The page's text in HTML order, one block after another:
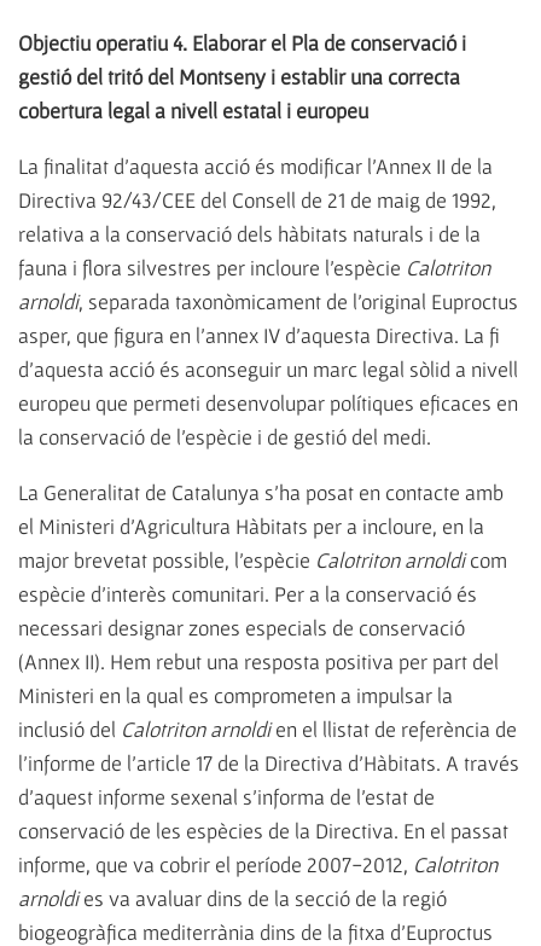
Objectiu operatiu 4. Elaborar el Pla de conservació i
gestió del tritó del Montseny i establir una correcta
cobertura legal a nivell estatal i europeu
La finalitat d'aquesta acció és modificar l'Annex II de la
Directiva 92/43/CEE del Consell de 21 de maig de 1992,
relativa a la conservació dels hàbitats naturals i de la
fauna i flora silvestres per incloure l'espècie Calotriton
arnoldi, separada taxonòmicament de l'original Euproctus
asper, que figura en l'annex IV d'aquesta Directiva. La fi
d'aquesta acció és aconseguir un marc legal sòlid a nivell
europeu que permeti desenvolupar polítiques eficaces en
la conservació de l'espècie i de gestió del medi.
La Generalitat de Catalunya s'ha posat en contacte amb
el Ministeri d'Agricultura Hàbitats per a incloure, en la
major brevetat possible, l'espècie Calotriton arnoldicom
espècie d'interès comunitari. Per a la conservació és
necessari designar zones especials de conservació
(Annex II). Hem rebut una resposta positiva per part del
Ministeri en la qual es comprometen a impulsar la
inclusió del Calotriton arnoldien el llistat de referència de
l'informe de l'article 17 de la Directiva d'Hàbitats. A través
d'aquest informe sexenal s'informa de l'estat de
conservació de les espècies de la Directiva. En el passat
informe, que va cobrir el període 2007-2012, Calotriton
arnoldies va avaluar dins de la secció de la regió
biogeogràfica mediterrània dins de la fitxa d'Euproctus